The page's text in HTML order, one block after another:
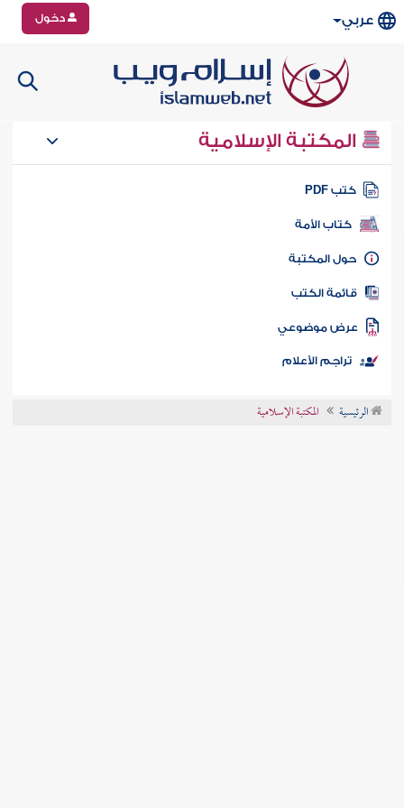
عربي دخول
المكتبة الإسلامية
كتب PDF
كتاب الأمة
المكتبة
الكتب
موضوعي
تراجم الأعلام
الرئيسية المكتبة الإسلامية